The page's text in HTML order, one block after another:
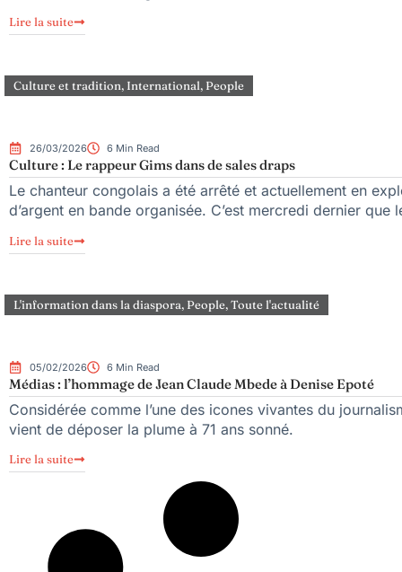
Lire la suite
Culture et tradition, International, People
26/03/2026 6 Min Read
Culture : Le rappeur Gims dans de sales draps
Le chanteur congolais a été arrêté et actuellement en
d’argent en bande organisée. C’est mercredi dernier que
Lire la suite
L'information dans la diaspora, People,Toute l'actualité
05/02/2026 6 Min Read
Médias : l’hommage de Jean Claude Mbede à Denise Epoté
Considérée comme l’une des icones vivantes du
vient de déposer la plume à 71 ans sonné.
Lire la suite